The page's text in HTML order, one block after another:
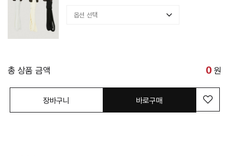
총 상품 금액 0 원
장바구니 바로구매